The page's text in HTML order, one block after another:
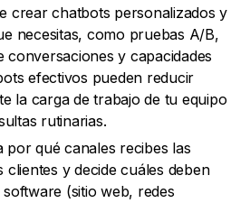
crear chatbots personalizados y
necesitas, como pruebas A/B,
conversaciones y capacidades
efectivos pueden reducir
la carga de trabajo de tu equipo
rutinarias.
por qué canales recibes las
clientes y decide cuáles deben
(sitio web, redes